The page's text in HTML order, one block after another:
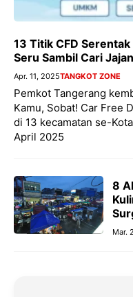
13 Titik CFD
Seru Sambil Cari
Apr. 11, 2025TANGKOT ZONE
Pemkot Tangerang
Kamu, Sobat! Car Free
di 13 kecamatan se-
April 2025
8
Mar.